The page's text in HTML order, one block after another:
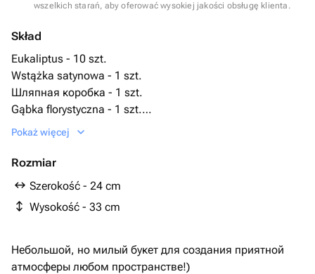
wszelkich starań, aby oferować wysokiej jakości obsługę klienta.
Skład
Eukaliptus - 10 szt.
Wstążka satynowa - 1 szt.
Шляпная коробка - 1 szt.
Gąbka florystyczna - 1 szt.
пионовидная роза сильва пинк - 11 szt.
Pokaż więcej
Rozmiar
Szerokość - 24 cm
Wysokość - 33 cm
Небольшой, но милый букет для создания приятной
атмосферы любом пространстве!)